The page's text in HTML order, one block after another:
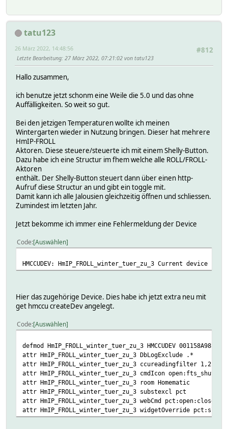
tatu123
#812
26 März 2022, 14:48:56
Letzte Bearbeitung: 27 März 2022, 07:21:02 von tatu123
Hallo zusammen,
ich benutze jetzt schonm eine Weile die 5.0 und das ohne
Auffälligkeiten. So weit so gut.
Bei den jetzigen Temperaturen wollte ich meinen
Wintergarten wieder in Nutzung bringen. Dieser hat mehrere
HmIP-FROLL
Aktoren. Diese steuere/steuerte ich mit einem Shelly-Button.
Dazu habe ich eine Structur im fhem welche alle ROLL/FROLL-
Aktoren
enthält. Der Shelly-Button steuert dann über einen http-
Aufruf diese Structur an und gibt ein toggle mit.
Damit kann ich alle Jalousien gleichzeitig öffnen und schliessen.
Zumindest im letzten Jahr.
Jetzt bekomme ich immer eine Fehlermeldung der Device
Code Auswählen
HMCCUDEV: HmIP_FROLL_winter_tuer_zu_3 Current device
Hier das zugehörige Device. Dies habe ich jetzt extra neu mit
get hmccu createDev angelegt.
Code Auswählen
defmod HmIP_FROLL_winter_tuer_zu_3 HMCCUDEV
attr HmIP_FROLL_winter_tuer_zu_3 DbLogExclude .*
attr HmIP_FROLL_winter_tuer_zu_3 ccureadingfilter
attr HmIP_FROLL_winter_tuer_zu_3 cmdIcon
attr HmIP_FROLL_winter_tuer_zu_3 room Homematic
attr HmIP_FROLL_winter_tuer_zu_3 substexcl pct
attr HmIP_FROLL_winter_tuer_zu_3 webCmd
attr HmIP_FROLL_winter_tuer_zu_3 widgetOverride